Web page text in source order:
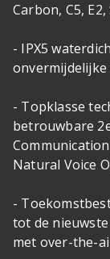
Carbon, C5,
- IPX5
- Topklasse
betrouwbare
Natural Voice
-
tot de
met over-the-